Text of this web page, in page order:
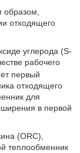
образом,
отходящего
углерода (S-
рабочего
первый
отходящего
для
в первой
(ORC),
теплообменник